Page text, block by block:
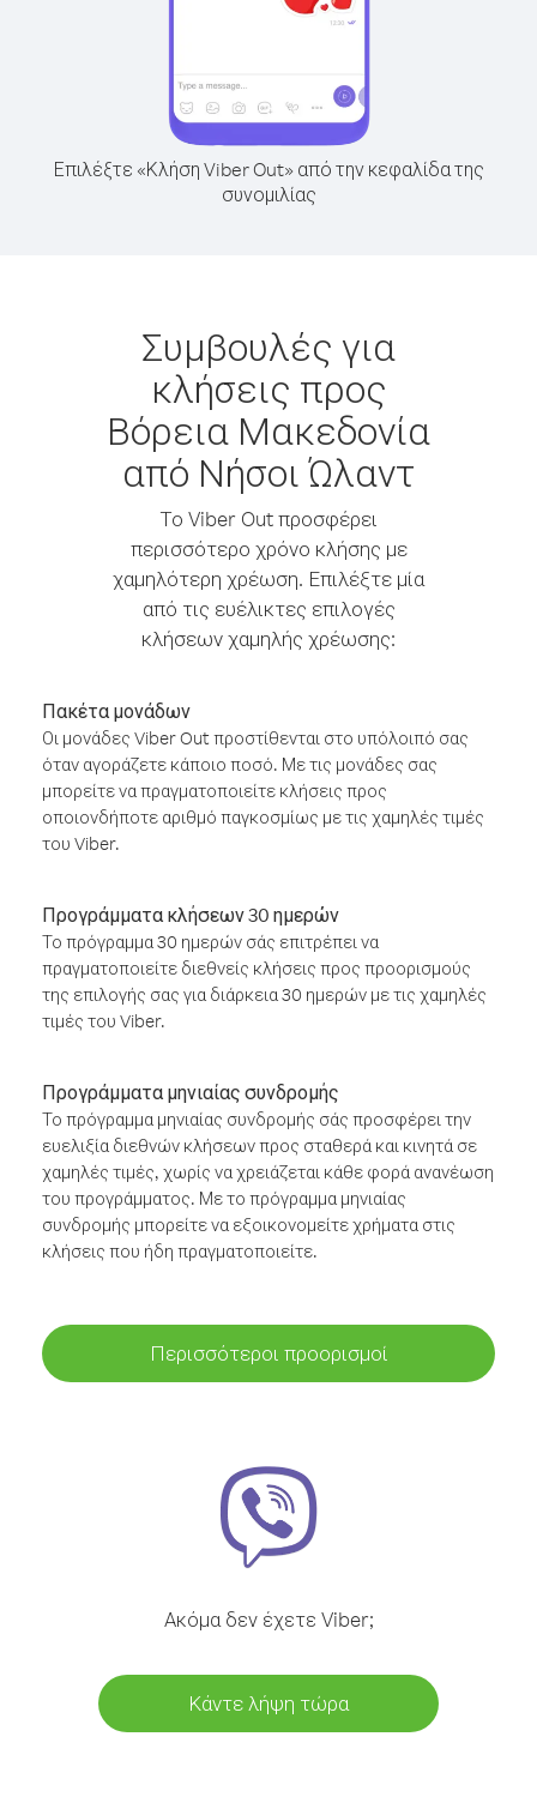
Επιλέξτε «Κλήση Viber Out» από την κεφαλίδα της
συνομιλίας
Συμβουλές για
κλήσεις προς
Βόρεια Μακεδονία
από Νήσοι Ώλαντ
Το Viber Out προσφέρει
περισσότερο χρόνο κλήσης με
χαμηλότερη χρέωση. Επιλέξτε μία
από τις ευέλικτες επιλογές
κλήσεων χαμηλής χρέωσης:
Πακέτα μονάδων
Οι μονάδες Viber Out προστίθενται στο υπόλοιπό σας
όταν αγοράζετε κάποιο ποσό. Με τις μονάδες σας
μπορείτε να πραγματοποιείτε κλήσεις προς
οποιονδήποτε αριθμό παγκοσμίως με τις χαμηλές τιμές
του Viber.
Προγράμματα κλήσεων 30 ημερών
Το πρόγραμμα 30 ημερών σάς επιτρέπει να
πραγματοποιείτε διεθνείς κλήσεις προς προορισμούς
της επιλογής σας για διάρκεια 30 ημερών με τις χαμηλές
τιμές του Viber.
Προγράμματα μηνιαίας συνδρομής
Το πρόγραμμα μηνιαίας συνδρομής σάς προσφέρει την
ευελιξία διεθνών κλήσεων προς σταθερά και κινητά σε
χαμηλές τιμές, χωρίς να χρειάζεται κάθε φορά ανανέωση
του προγράμματος. Με το πρόγραμμα μηνιαίας
συνδρομής μπορείτε να εξοικονομείτε χρήματα στις
κλήσεις που ήδη πραγματοποιείτε.
Περισσότεροι προορισμοί
Ακόμα δεν έχετε Viber;
Κάντε λήψη τώρα